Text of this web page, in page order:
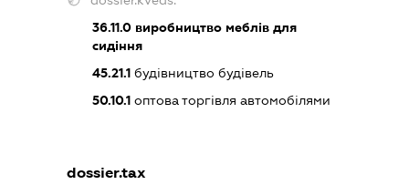
36.11.0виробництво меблів для
сидіння
45.21.1будівництво будівель
50.10.1оптова торгівля автомобілями
dossier.tax